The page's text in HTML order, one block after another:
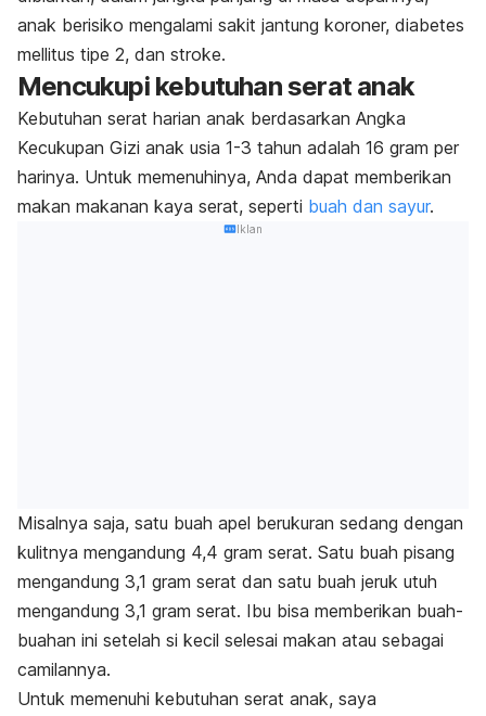
anak berisiko mengalami sakit jantung koroner, diabetes
mellitus tipe 2, dan stroke.
Mencukupi kebutuhan serat anak
Kebutuhan serat harian anak berdasarkan Angka
Kecukupan Gizi anak usia 1-3 tahun adalah 16 gram per
harinya. Untuk memenuhinya, Anda dapat memberikan
makan makanan kaya serat, seperti buah dan sayur.
Iklan
Misalnya saja, satu buah apel berukuran sedang dengan
kulitnya mengandung 4,4 gram serat. Satu buah pisang
mengandung 3,1 gram serat dan satu buah jeruk utuh
mengandung 3,1 gram serat. Ibu bisa memberikan buah-
buahan ini setelah si kecil selesai makan atau sebagai
camilannya.
Untuk memenuhi kebutuhan serat anak, saya